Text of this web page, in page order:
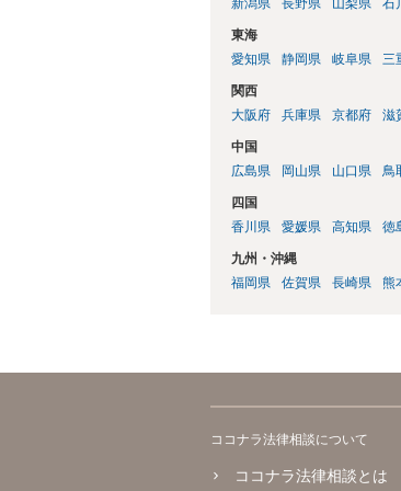
東海
愛知県
静岡県 岐阜県 三
関西
大阪府
兵庫県 京都府 滋
中国
広島県
岡山県 山口県 鳥
四国
香川県
愛媛県 高知県 徳
九州・沖縄
福岡県
佐賀県 長崎県 熊
ココナラ法律相談について
ココナラ法律相談とは